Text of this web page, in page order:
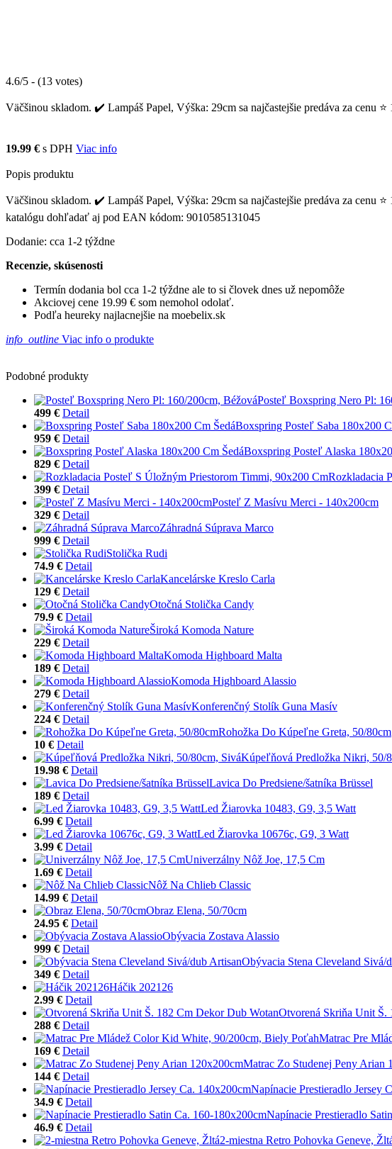
4.6/5 - (13 votes)
Väčšinou skladom. ✔️ Lampáš Papel, Výška: 29cm sa najčastejšie predáva za cenu
19.99 € s DPH Viac info
Popis produktu
Väčšinou skladom. ✔️ Lampáš Papel, Výška: 29cm sa najčastejšie predáva za cenu
katalógu dohľadať aj pod EAN kódom: 9010585131045
Dodanie: cca 1-2 týždne
Recenzie, skúsenosti
Termín dodania bol cca 1-2 týždne ale to si človek dnes už nepomôže
Akciovej cene 19.99 € som nemohol odolať.
Podľa heureky najlacnejšie na moebelix.sk
info_outline Viac info o produkte
Podobné produkty
Posteľ Boxspring Nero Pl:
499 € Detail
Boxspring Posteľ Saba 180x200
959 € Detail
Boxspring Posteľ Alaska
829 € Detail
Rozkladacia
399 € Detail
Posteľ Z Masívu Merci - 140x200cm
329 € Detail
Záhradná Súprava Marco
999 € Detail
Stolička Rudi
74.9 € Detail
Kancelárske Kreslo Carla
129 € Detail
Otočná Stolička Candy
79.9 € Detail
Široká Komoda Nature
229 € Detail
Komoda Highboard Malta
189 € Detail
Komoda Highboard Alassio
279 € Detail
Konferenčný Stolík Guna Masív
224 € Detail
Rohožka Do Kúpeľne Greta, 50/80cm
10 € Detail
Kúpeľňová Predložka Nikri, 50/
19.98 € Detail
Lavica Do Predsiene/šatníka Brüssel
189 € Detail
Led Žiarovka 10483, G9, 3,5 Watt
6.99 € Detail
Led Žiarovka 10676c, G9, 3 Watt
3.99 € Detail
Univerzálny Nôž Joe, 17,5 Cm
1.69 € Detail
Nôž Na Chlieb Classic
14.99 € Detail
Obraz Elena, 50/70cm
24.95 € Detail
Obývacia Zostava Alassio
999 € Detail
Obývacia Stena Cleveland Sivá/
349 € Detail
Háčik 202126
2.99 € Detail
Otvorená Skriňa Unit Š.
288 € Detail
Matrac Pre
169 € Detail
Matrac Zo Studenej Peny Arian
144 € Detail
Napínacie Prestieradlo Jersey
34.9 € Detail
Napínacie Prestieradlo
46.9 € Detail
2-miestna Retro Pohovka Geneve,